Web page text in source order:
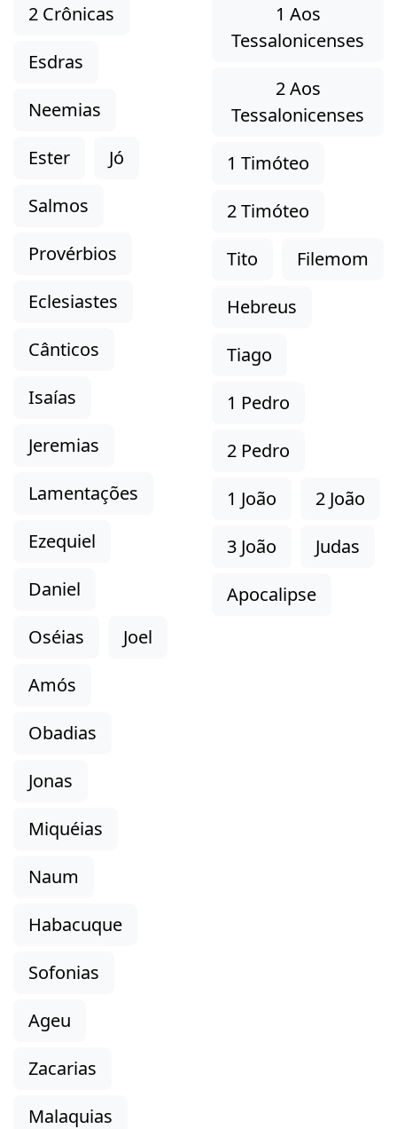
2 Crônicas
Esdras
Neemias
Ester
Jó
Salmos
Provérbios
Eclesiastes
Cânticos
Isaías
Jeremias
Lamentações
Ezequiel
Daniel
Oséias
Joel
Amós
Obadias
Jonas
Miquéias
Naum
Habacuque
Sofonias
Ageu
Zacarias
Malaquias
1 Aos
Tessalonicenses
2 Aos
Tessalonicenses
1 Timóteo
2 Timóteo
Tito
Filemom
Hebreus
Tiago
1 Pedro
2 Pedro
1 João
2 João
3 João
Judas
Apocalipse